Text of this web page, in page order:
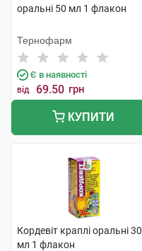
оральні 50 мл 1 флакон
Тернофарм
Є в наявності
від 69.50 грн
КУПИТИ
Кордевіт краплі оральні 30
мл 1 флакон